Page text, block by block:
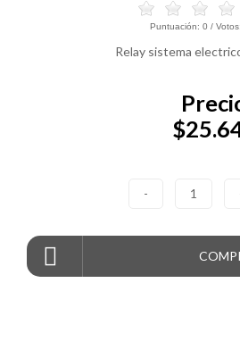
Puntuación: 0 / Votos:
Relay sistema
- 1